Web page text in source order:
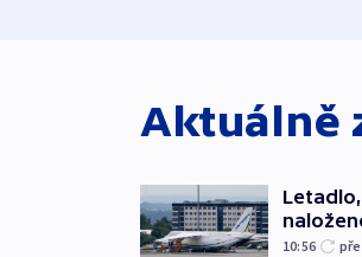
Aktuálně
10:56